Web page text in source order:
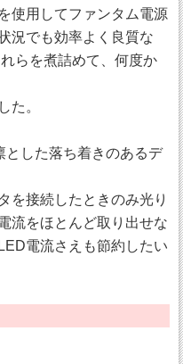
使用してファンタム電源
況でも効率よく良質な
らを煮詰めて、何度か
た。
とした落ち着きのあるデ
を接続したときのみ光り
流をほとんど取り出せな
電流さえも節約したい